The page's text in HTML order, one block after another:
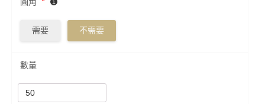
需要 不需要
數量